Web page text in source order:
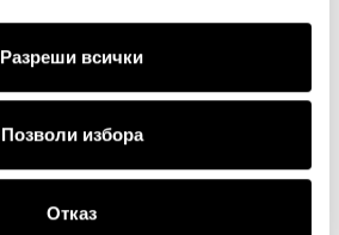
Разреши всички
Позволи избора
Отказ
Продължи